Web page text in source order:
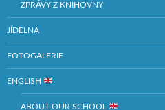
ZPRÁVY Z KNIHOVNY
JÍDELNA
FOTOGALERIE
ENGLISH
ABOUT OUR SCHOOL